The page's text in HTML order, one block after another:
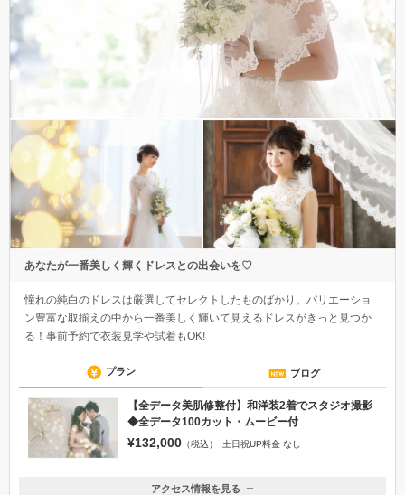
あなたが一番美しく輝くドレスとの出会いを♡
憧れの純白のドレスは厳選してセレクトしたものばかり。バリエーショ
ン豊富な取揃えの中から一番美しく輝いて見えるドレスがきっと見つか
る！事前予約で衣装見学や試着もOK!
プラン ブログ
【全データ美肌修整付】和洋装2着でスタジオ撮影
◆全データ100カット・ムービー付
¥132,000 （税込） 土日祝UP料金 なし
アクセス情報を見る